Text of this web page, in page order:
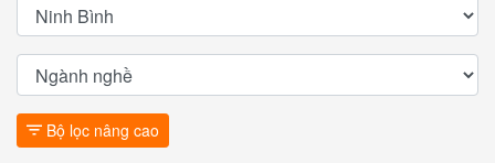
Bộ lọc nâng cao